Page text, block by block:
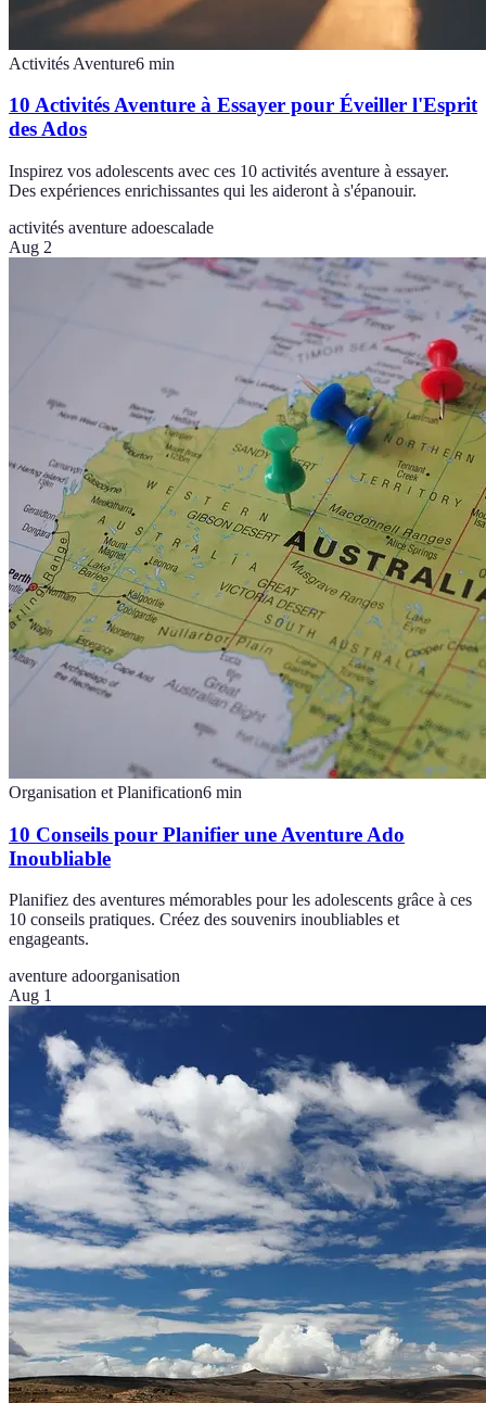
Activités Aventure6 min
10 Activités Aventure à Essayer pour Éveiller l'Esprit
des Ados
Inspirez vos adolescents avec ces 10 activités aventure à essayer.
Des expériences enrichissantes qui les aideront à s'épanouir.
activités aventure adoescalade
Aug 2
Organisation et Planification6 min
10 Conseils pour Planifier une Aventure Ado
Inoubliable
Planifiez des aventures mémorables pour les adolescents grâce à ces
10 conseils pratiques. Créez des souvenirs inoubliables et
engageants.
aventure adoorganisation
Aug 1